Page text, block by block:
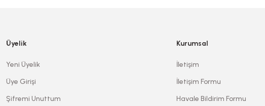
Ürün bilgilerinde hatalar bulunuyor.
Ürün fiyatı diğer sitelerden daha pahalı.
Bu ürüne benzer farklı alternatifler olmalı.
Üyelik
Yeni Üyelik
Üye Girişi
Şifremi Unuttum
Kurumsal
İletişim
İletişim Formu
Havale Bildirim Formu